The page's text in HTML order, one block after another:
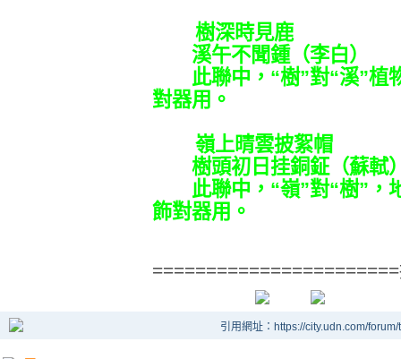
樹深時見鹿
溪午不聞鍾（李白）
此聯中，“樹”對“溪”植
對器用。
嶺上晴雲披絮帽
樹頭初日挂銅鉦（蘇軾
此聯中，“嶺”對“樹”，
飾對器用。
引用網址：https://city.udn.com/